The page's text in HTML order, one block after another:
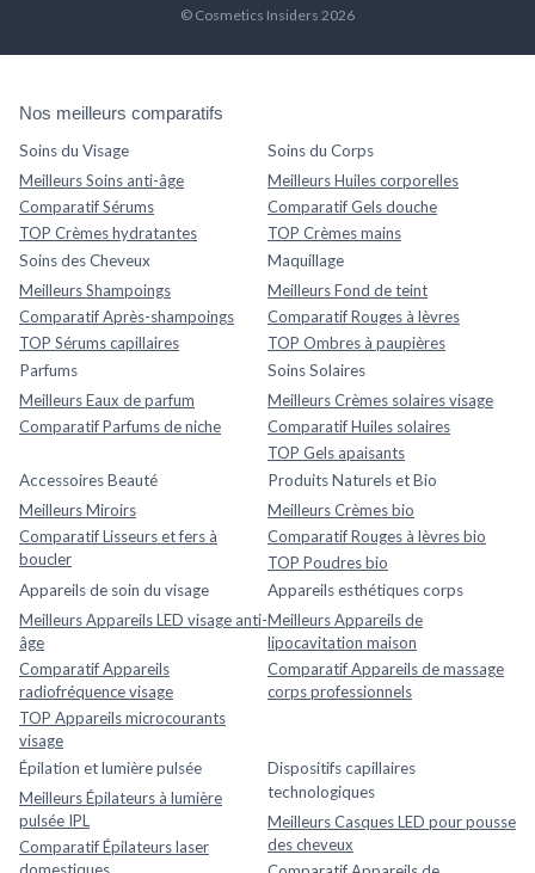
© Cosmetics Insiders 2026
Nos meilleurs comparatifs
Soins du Visage
Meilleurs Soins anti-âge
Comparatif Sérums
TOP Crèmes hydratantes
Soins du Corps
Meilleurs Huiles corporelles
Comparatif Gels douche
TOP Crèmes mains
Soins des Cheveux
Meilleurs Shampoings
Comparatif Après-shampoings
TOP Sérums capillaires
Maquillage
Meilleurs Fond de teint
Comparatif Rouges à lèvres
TOP Ombres à paupières
Parfums
Meilleurs Eaux de parfum
Comparatif Parfums de niche
Soins Solaires
Meilleurs Crèmes solaires visage
Comparatif Huiles solaires
TOP Gels apaisants
Accessoires Beauté
Meilleurs Miroirs
Comparatif Lisseurs et fers à
boucler
Produits Naturels et Bio
Meilleurs Crèmes bio
Comparatif Rouges à lèvres bio
TOP Poudres bio
Appareils de soin du visage
Meilleurs Appareils LED visage anti-
âge
Comparatif Appareils
radiofréquence visage
TOP Appareils microcourants
visage
Appareils esthétiques corps
Meilleurs Appareils de
lipocavitation maison
Comparatif Appareils de massage
corps professionnels
Épilation et lumière pulsée
Meilleurs Épilateurs à lumière
pulsée IPL
Comparatif Épilateurs laser
domestiques
Dispositifs capillaires
technologiques
Meilleurs Casques LED pour pousse
des cheveux